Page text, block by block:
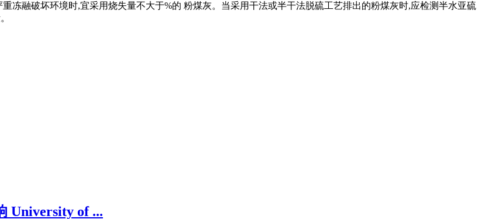
冻融破坏环境时,宜采用烧失量不大于%的 粉煤灰。当采用干法或半干法脱硫工艺排出的粉煤灰时,应检测半水亚硫
University of ...